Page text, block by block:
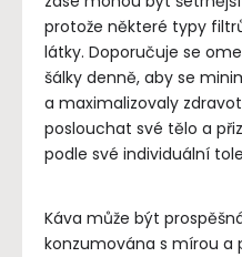
protože některé typy
látky. Doporučuje se
šálky denně, aby se
a maximalizovaly
poslouchat své tělo a
podle své individuální
Káva může být
konzumována s mírou a